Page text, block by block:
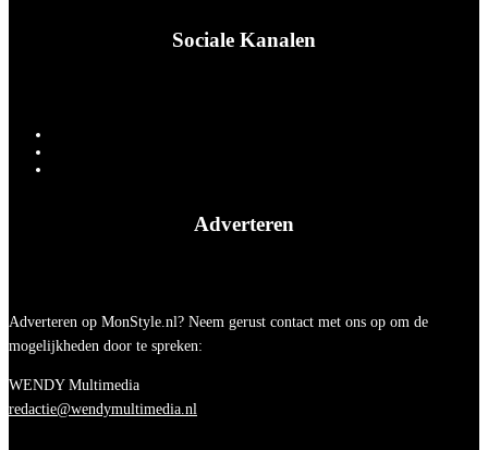
Sociale Kanalen
Adverteren
Adverteren op MonStyle.nl? Neem gerust contact met ons op om de
mogelijkheden door te spreken:
WENDY Multimedia
redactie@wendymultimedia.nl